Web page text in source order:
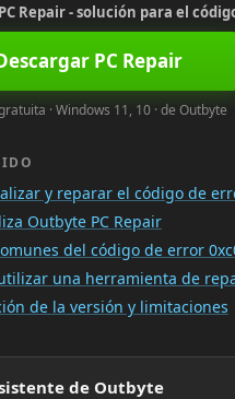
Repair - solución para el
PC Repair
· Windows 11, 10 · de Outbyte
y reparar el código de
Outbyte PC Repair
del código de error
una herramienta de
de la versión y limitaciones
de Outbyte